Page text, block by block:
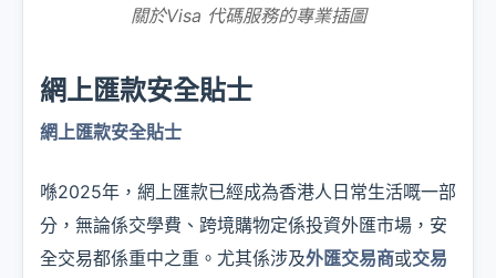
關於Visa 代碼服務的專業插圖
網上匯款安全貼士
網上匯款安全貼士
喺2025年，網上匯款已經成為香港人日常生活嘅一部
分，無論係交學費、跨境購物定係投資外匯市場，安
全交易都係重中之重。尤其係涉及外匯交易商或交易